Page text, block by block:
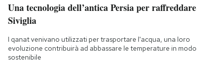
Una tecnologia dell’antica Persia per raffreddare
Siviglia
I qanat venivano utilizzati per trasportare l'acqua, una loro
evoluzione contribuirà ad abbassare le temperature in modo
sostenibile